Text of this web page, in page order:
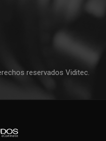
reservados Viditec.